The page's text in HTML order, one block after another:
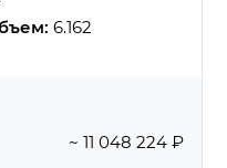
6.162
~ 11 048 224 ₽